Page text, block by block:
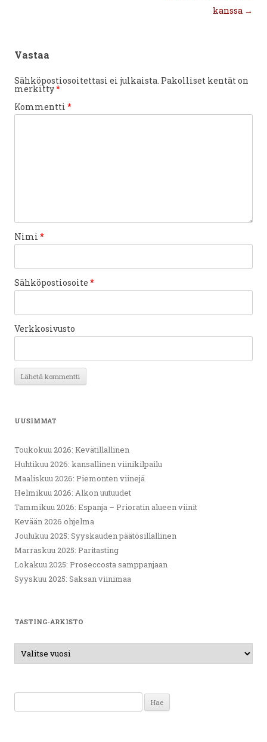
kanssa →
Vastaa
Sähköpostiosoitettasi ei julkaista. Pakolliset kentät on
merkitty*
Kommentti *
Nimi *
Sähköpostiosoite *
Verkkosivusto
UUSIMMAT
Toukokuu 2026: Kevätillallinen
Huhtikuu 2026: kansallinen viinikilpailu
Maaliskuu 2026: Piemonten viinejä
Helmikuu 2026: Alkon uutuudet
Tammikuu 2026: Espanja – Prioratin alueen viinit
Kevään 2026 ohjelma
Joulukuu 2025: Syyskauden päätösillallinen
Marraskuu 2025: Paritasting
Lokakuu 2025: Proseccosta samppanjaan
Syyskuu 2025: Saksan viinimaa
TASTING-ARKISTO